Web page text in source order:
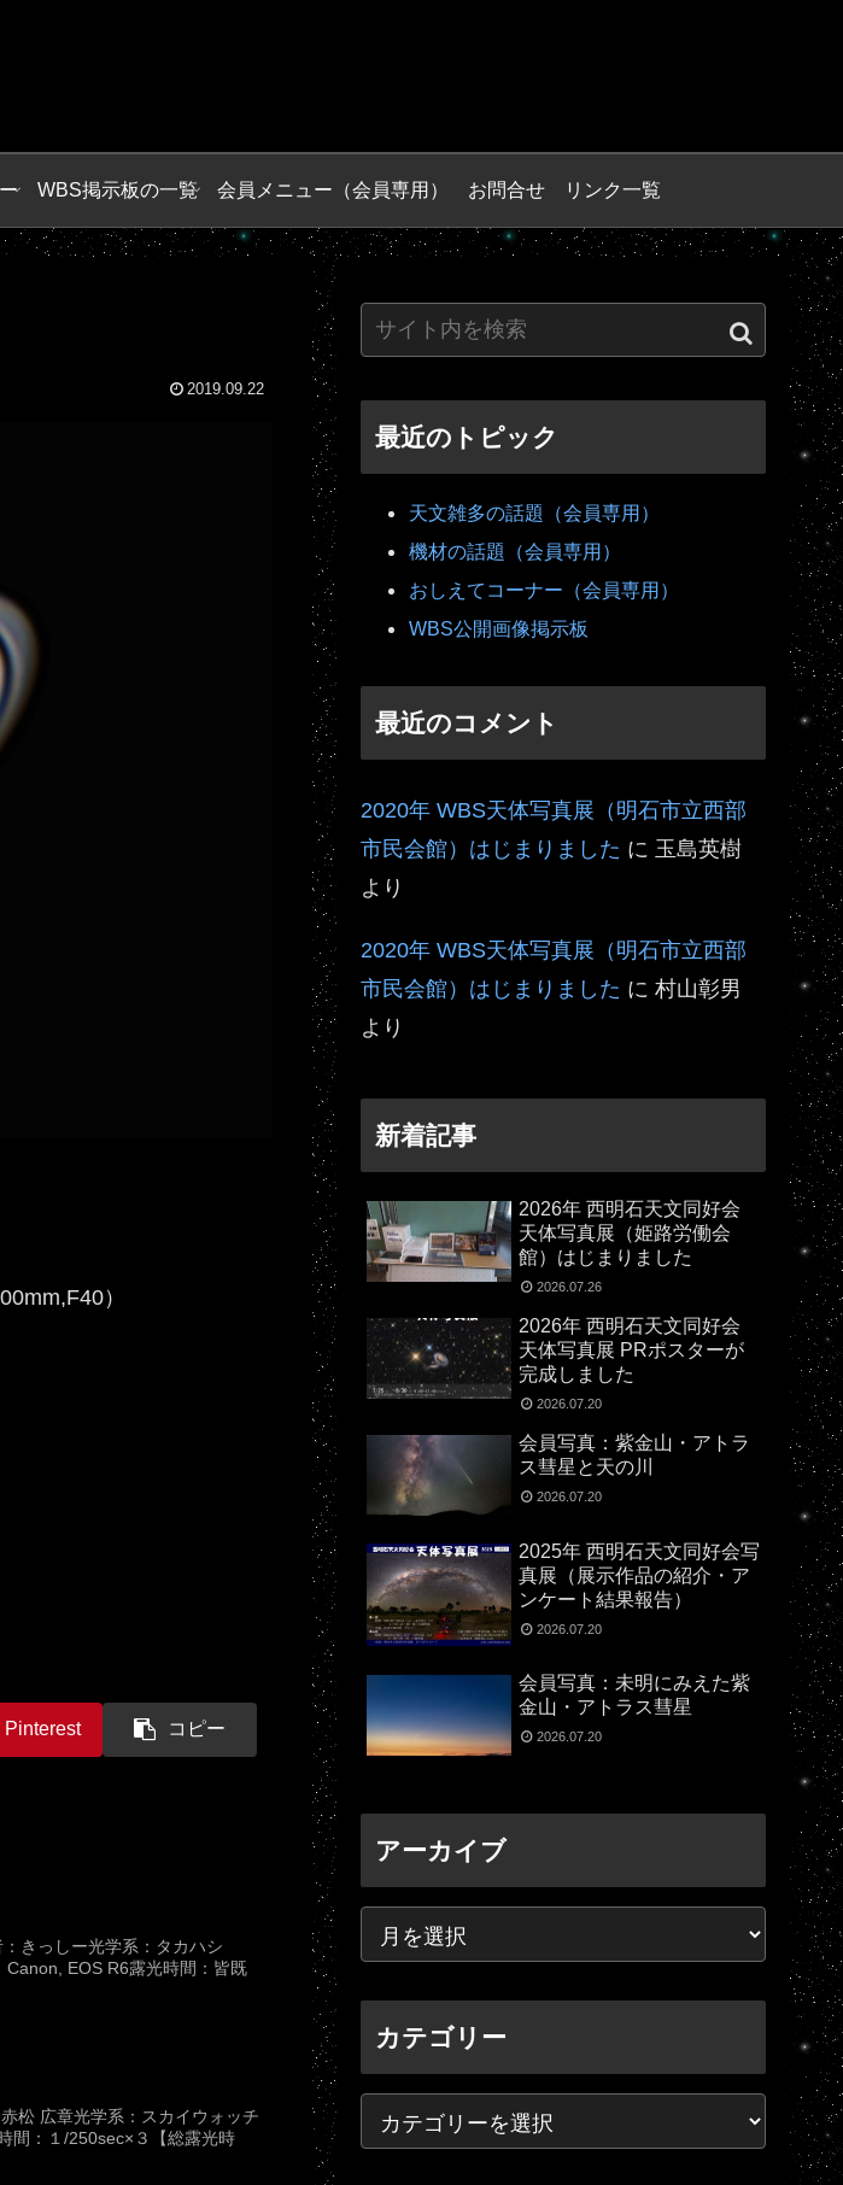
WBS掲示板の一覧 会員メニュー（会員専用） お問合せ リンク一覧
2019.09.22
）
Pinterest コピー
きっしー光学系：タカハシ
EOS R6露光時間：皆既
松 広章光学系：スカイウォッチ
間：１/250sec×３【総露光時
最近のトピック
天文雑多の話題（会員専用）
機材の話題（会員専用）
おしえてコーナー（会員専用）
WBS公開画像掲示板
最近のコメント
2020年 WBS天体写真展（明石市立西部
市民会館）はじまりました に 玉島英樹
より
2020年 WBS天体写真展（明石市立西部
市民会館）はじまりました に 村山彰男
より
新着記事
2026年 西明石天文同好会
天体写真展（姫路労働会
館）はじまりました
2026.07.26
2026年 西明石天文同好会
天体写真展 PRポスターが
完成しました
2026.07.20
会員写真：紫金山・アトラ
ス彗星と天の川
2026.07.20
2025年 西明石天文同好会写
真展（展示作品の紹介・ア
ンケート結果報告）
2026.07.20
会員写真：未明にみえた紫
金山・アトラス彗星
2026.07.20
アーカイブ
カテゴリー